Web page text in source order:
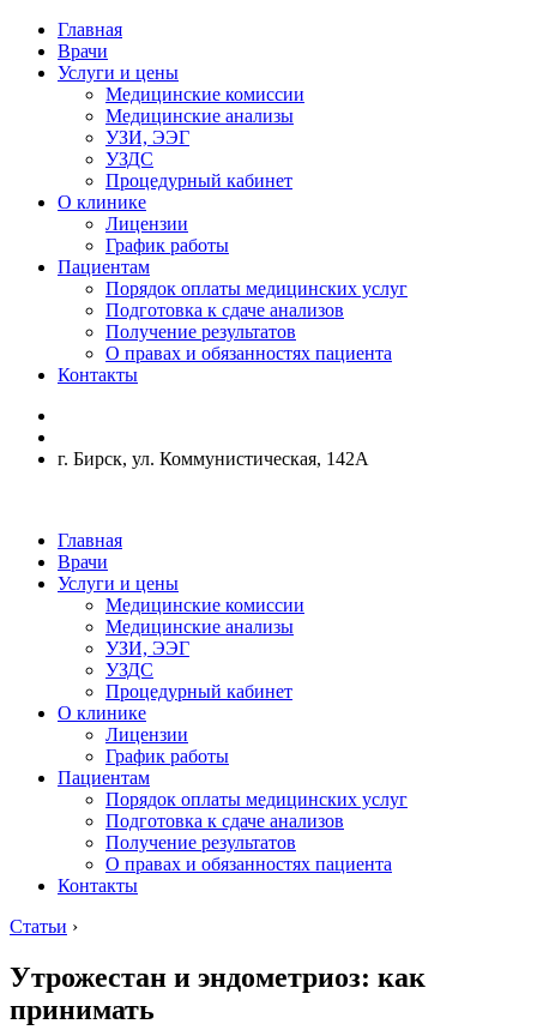
Главная
Врачи
Услуги и цены
Медицинские комиссии
Медицинские анализы
УЗИ, ЭЭГ
УЗДС
Процедурный кабинет
О клинике
Лицензии
График работы
Пациентам
Порядок оплаты медицинских услуг
Подготовка к сдаче анализов
Получение результатов
О правах и обязанностях пациента
Контакты
г. Бирск, ул. Коммунистическая, 142А
Главная
Врачи
Услуги и цены
Медицинские комиссии
Медицинские анализы
УЗИ, ЭЭГ
УЗДС
Процедурный кабинет
О клинике
Лицензии
График работы
Пациентам
Порядок оплаты медицинских услуг
Подготовка к сдаче анализов
Получение результатов
О правах и обязанностях пациента
Контакты
Статьи ›
Утрожестан и эндометриоз: как
принимать